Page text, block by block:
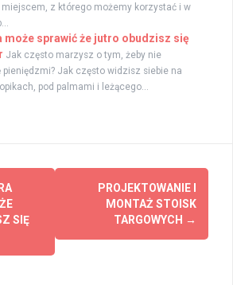
z którego możemy korzystać i w
może sprawić że jutro obudzisz się
Jak często marzysz o tym, żeby nie
pieniędzmi? Jak często widzisz siebie na
pod palmami i leżącego...
SIĘ
PROJEKTOWANIE I
MONTAŻ STOISK
TARGOWYCH →